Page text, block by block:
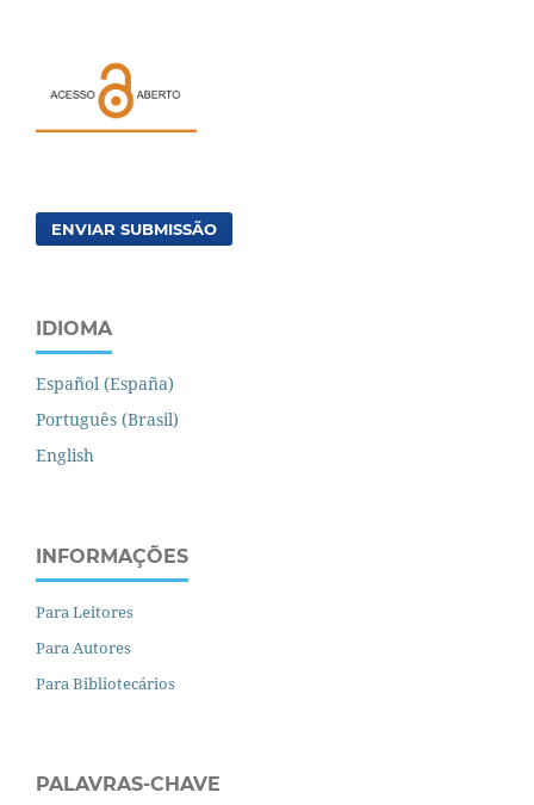
ENVIAR SUBMISSÃO
IDIOMA
Español (España)
Português (Brasil)
English
INFORMAÇÕES
Para Leitores
Para Autores
Para Bibliotecários
PALAVRAS-CHAVE